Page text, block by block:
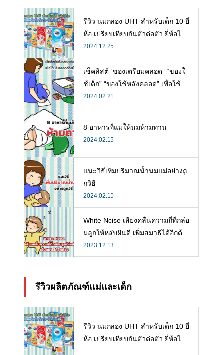
รีวิว นมกล่อง UHT สำหรับเด็ก 10 ยี่
ห้อ เปรียบเทียบกันตัวต่อตัว ยี่ห้อไห
นดี พร้อมแนะวิธีการเลือกนมกล่องใ
ห้ลูก
2024.12.25
เช็คลิสต์ “ของเตรียมคลอด” “ของใ
ช้เด็ก” “ของใช้หลังคลอด” เพื่อใช้ห
ลังคลอดที่จำเป็น
2024.02.21
8 อาหารที่แม่ให้นมห้ามทาน
2024.02.15
แนะวิธีเพิ่มปริมาณน้ำนมแม่อย่างถู
กวิธี
2024.02.10
White Noise เสียงคลื่นความถี่ที่กล่อ
มลูกให้หลับฝันดี เพิ่มสมาธิได้อีกด้ว
ย
2023.12.13
รีวิวผลิตภัณฑ์แม่และเด็ก
รีวิว นมกล่อง UHT สำหรับเด็ก 10 ยี่
ห้อ เปรียบเทียบกันตัวต่อตัว ยี่ห้อไห